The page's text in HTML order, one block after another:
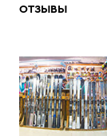
ОТЗЫВЫ